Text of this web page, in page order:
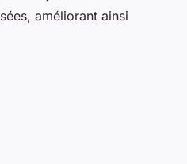
améliorant ainsi